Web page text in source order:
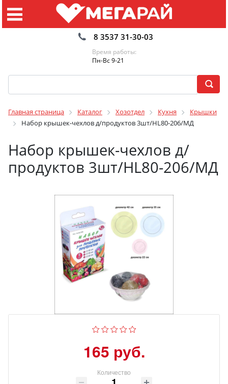
8 3537 31-30-03
Время работы:
Пн-Вс 9-21
Главная страница Каталог Хозотдел Кухня
Крышки
Набор крышек-чехлов д/продуктов 3шт/HL80-206/МД
Набор крышек-чехлов д/
продуктов 3шт/HL80-206/МД
165 руб.
Количество